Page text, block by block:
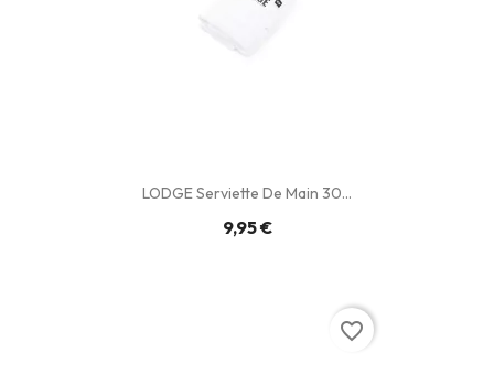
LODGE Serviette De Main 30...
9,95 €
favorite_border